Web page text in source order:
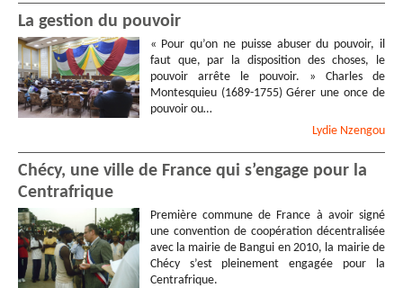
La gestion du pouvoir
« Pour qu’on ne puisse abuser du pouvoir, il
faut que, par la disposition des choses, le
pouvoir arrête le pouvoir. » Charles de
Montesquieu (1689-1755) Gérer une once de
pouvoir ou…
Lydie Nzengou
Chécy, une ville de France qui s’engage pour la
Centrafrique
Première commune de France à avoir signé
une convention de coopération décentralisée
avec la mairie de Bangui en 2010, la mairie de
Chécy s’est pleinement engagée pour la
Centrafrique.